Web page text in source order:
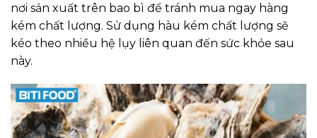
nơi sản xuất trên bao bì để tránh mua ngay hàng
kém chất lượng. Sử dụng hàu kém chất lượng sẽ
kéo theo nhiều hệ lụy liên quan đến sức khỏe sau
này.